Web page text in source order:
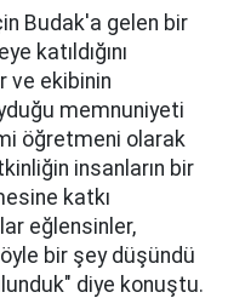
Budak'a gelen bir
katıldığını
ve ekibinin
memnuniyeti
öğretmeni olarak
insanların bir
katkı
eğlensinler,
bir şey düşündü
diye konuştu.